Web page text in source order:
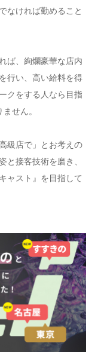
なければ勤めること
ば、絢爛豪華な店内
行い、高い給料を得
クをする人なら目指
せん。
級店で」とお考えの
接客技術を磨き、
ャスト』を目指して